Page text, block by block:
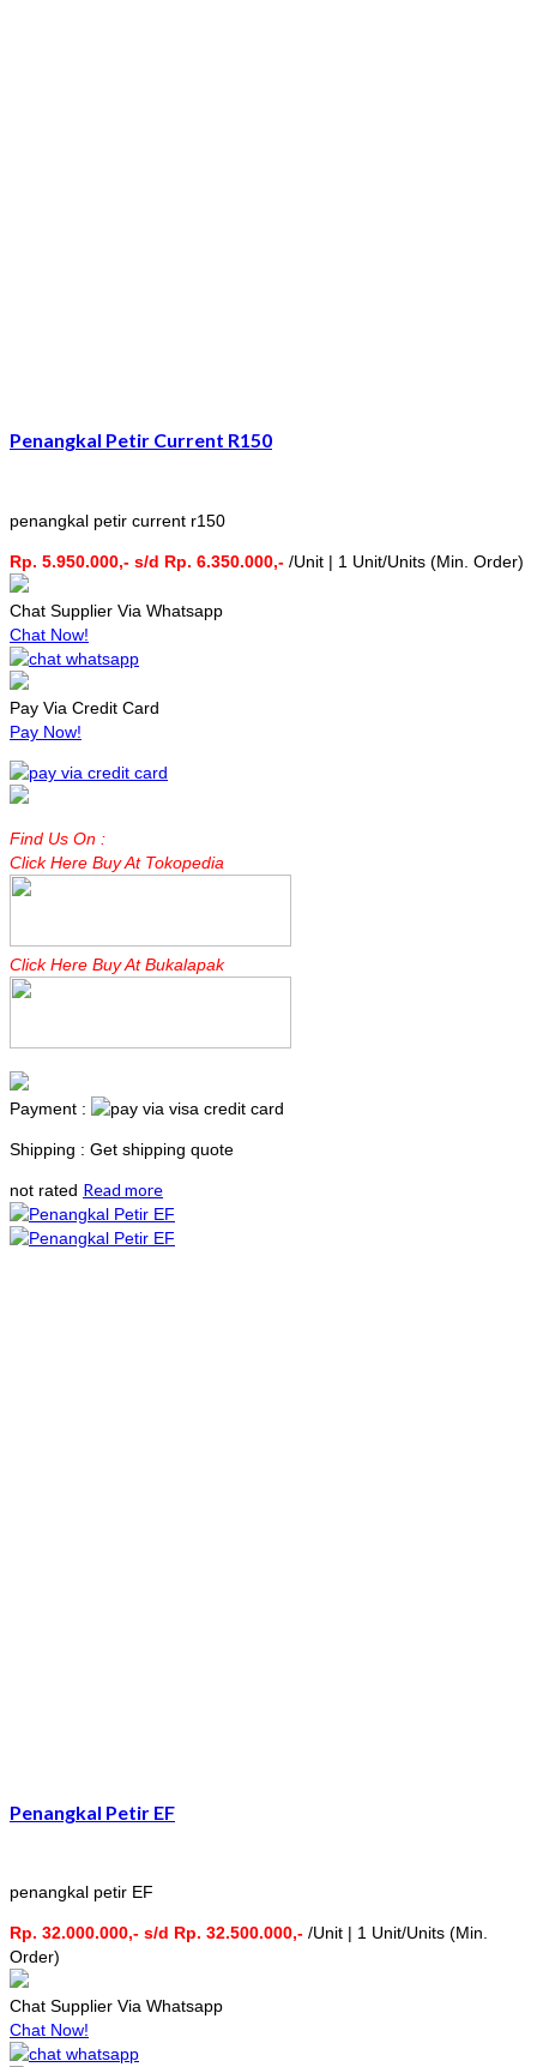
Penangkal Petir Current R150
penangkal petir current r150
Rp. 5.950.000,- s/d Rp. 6.350.000,- /Unit | 1 Unit/Units (Min. Order)
Chat Supplier Via Whatsapp
Chat Now!
Pay Via Credit Card
Pay Now!
Find Us On :
Click Here Buy At Tokopedia
Click Here Buy At Bukalapak
Payment :
Shipping : Get shipping quote
not rated Read more
Penangkal Petir EF
penangkal petir EF
Rp. 32.000.000,- s/d Rp. 32.500.000,- /Unit | 1 Unit/Units (Min.
Order)
Chat Supplier Via Whatsapp
Chat Now!